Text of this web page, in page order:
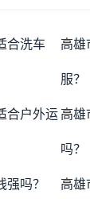
合洗车 高雄
服？
合户外运 高雄
吗？
吗？ 高雄